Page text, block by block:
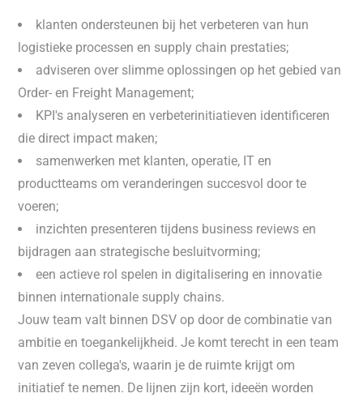
klanten ondersteunen bij het verbeteren van hun
logistieke processen en supply chain prestaties;
adviseren over slimme oplossingen op het gebied van
Order- en Freight Management;
KPI's analyseren en verbeterinitiatieven identificeren
die direct impact maken;
samenwerken met klanten, operatie, IT en
productteams om veranderingen succesvol door te
voeren;
inzichten presenteren tijdens business reviews en
bijdragen aan strategische besluitvorming;
een actieve rol spelen in digitalisering en innovatie
binnen internationale supply chains.
Jouw team valt binnen DSV op door de combinatie van
ambitie en toegankelijkheid. Je komt terecht in een team
van zeven collega's, waarin je de ruimte krijgt om
initiatief te nemen. De lijnen zijn kort, ideeën worden